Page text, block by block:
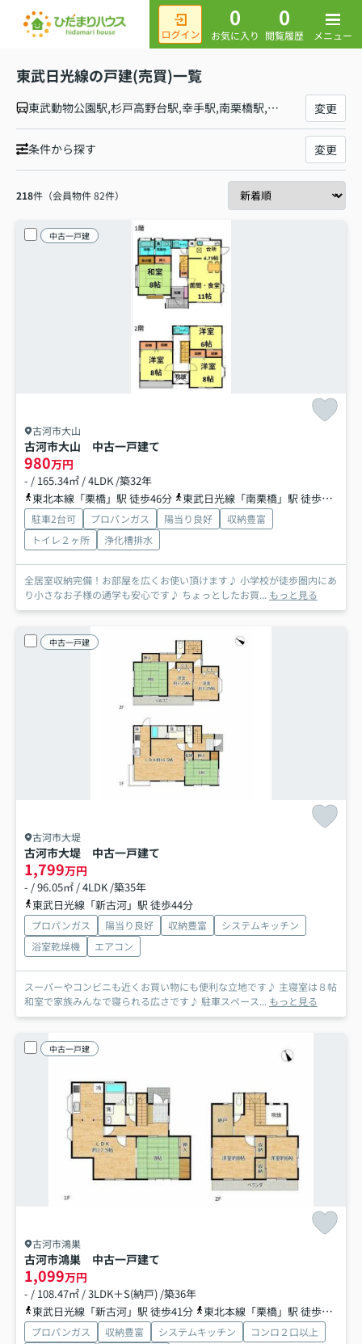
0
お気に入り
0
閲覧履歴 メニュー
東武日光線の戸建(売買)一覧
東武動物公園駅,杉戸高野台駅,幸手駅,南栗橋駅,栗橋駅,新古河駅,柳生駅,板倉東洋大前駅,藤岡駅,静和駅,新大平下駅,栃木駅,新栃木駅,合戦場駅,家中駅,東武金崎駅,楡木駅,樅山駅,新鹿沼駅,北鹿沼駅,板荷駅,下小代駅,明神駅,下今市駅,上今市駅,東武日光駅 変更
条件から探す 変更
218件（会員物件 82件）
中古一戸建
古河市大山
古河市大山 中古一戸建て
980万円
- / 165.34㎡ / 4LDK /築32年
東北本線「栗橋」駅 徒歩46分
東武日光線「南栗橋」駅 徒歩73分
駐車2台可 プロパンガス 陽当り良好
収納豊富
トイレ２ヶ所
浄化槽排水
全居室収納完備！お部屋を広くお使い頂けます♪ 小学校が徒歩圏内にあ
り小さなお子様の通学も安心です♪ ちょっとしたお買... もっと見る
中古一戸建
古河市大堤
古河市大堤 中古一戸建て
1,799万円
- / 96.05㎡ / 4LDK /築35年
東武日光線「新古河」駅 徒歩44分
プロパンガス 陽当り良好 収納豊富
システムキッチン
浴室乾燥機
エアコン
スーパーやコンビニも近くお買い物にも便利な立地です♪ 主寝室は８帖
和室で家族みんなで寝られる広さです♪ 駐車スペース... もっと見る
中古一戸建
古河市鴻巣
古河市鴻巣 中古一戸建て
1,099万円
- / 108.47㎡ / 3LDK＋S(納戸) /築36年
東武日光線「新古河」駅 徒歩41分
東北本線「栗橋」駅 徒歩72分
プロパンガス 収納豊富 システムキッチン
コンロ２口以上